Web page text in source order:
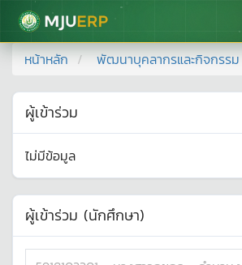
มหาวิทยาลัยแม่โจ้
หน้าหลัก พัฒนาบุคลากรและกิจกรรม
ผู้เข้าร่วม
ไม่มีข้อมูล
ผู้เข้าร่วม (นักศึกษา)